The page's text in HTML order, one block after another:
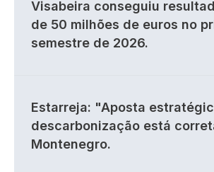
Visabeira conseguiu
de 50 milhões de euros no
semestre de 2026.
Estarreja: "Aposta
descarbonização está
Montenegro.